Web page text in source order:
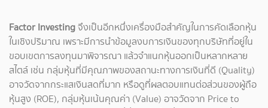
Factor Investingจึงเป็นอีกหนึ่งเครื่องมือสำคัญในการคัดเลือกหุ้น
ในเชิงปริมาณ เพราะมีการนำข้อมูลงบการเงินของทุกบริษัทที่อยู่ใน
ขอบเขตการลงทุนมาพิจารณา แล้วจำแนกหุ้นออกเป็นหลากหลาย
สไตล์ เช่น กลุ่มหุ้นที่มีคุณภาพของสถานะทางการเงินที่ดี (Quality)
อาจวัดจากกระแสเงินสดที่มาก หรือดูที่ผลตอบแทนต่อส่วนของผู้ถือ
หุ้นสูง (ROE), กลุ่มหุ้นเน้นคุณค่า (Value) อาจวัดจาก Price to